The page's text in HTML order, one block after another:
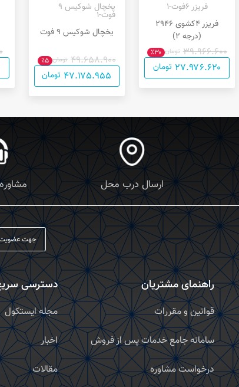
فریزر ۶فوت-۱
فریزر ۴کشوی ۲۹۴۶
(درجه ۲)
۳۹.۹۶۶.۶۰۰ تومان ٪۳۰
۲۷.۹۷۶.۶۲۰ تومان
یخچال شوکیس ۹
فوت-۱
یخچال شوکیس ۹ فوت
۴۹.۶۵۸.۹۰۰ تومان ٪۵
۴۷.۱۷۵.۹۵۵ تومان
ارسال درب محل
راهنمای مشتریان
قوانین و مقررات
سامانه جامع خدمات پس از فروش
درخواست مشاوره
دسترسی
مجله ایستکول
اخبار
مقالات